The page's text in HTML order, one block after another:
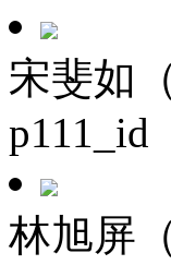
宋斐如
p111_id
林旭屏